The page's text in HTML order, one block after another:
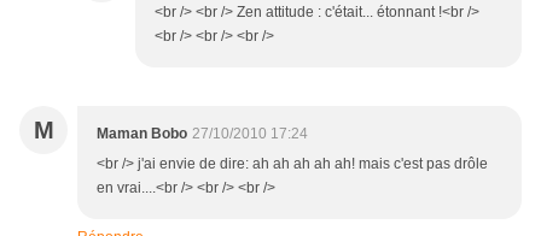
<br /> <br /> Zen attitude : c'était... étonnant !<br />
<br /> <br /> <br />
M Maman Bobo 27/10/2010 17:24
<br /> j'ai envie de dire: ah ah ah ah ah! mais c'est pas drôle
en vrai....<br /> <br /> <br />